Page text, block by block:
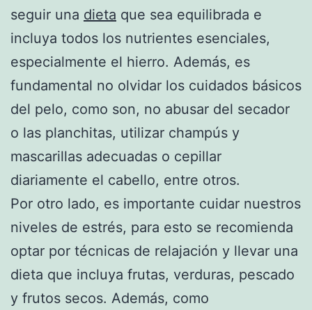
seguir una dieta que sea equilibrada e
incluya todos los nutrientes esenciales,
especialmente el hierro. Además, es
fundamental no olvidar los cuidados básicos
del pelo, como son, no abusar del secador
o las planchitas, utilizar champús y
mascarillas adecuadas o cepillar
diariamente el cabello, entre otros.
Por otro lado, es importante cuidar nuestros
niveles de estrés, para esto se recomienda
optar por técnicas de relajación y llevar una
dieta que incluya frutas, verduras, pescado
y frutos secos. Además, como